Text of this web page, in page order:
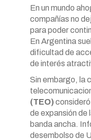
En un mundo
compañías no
para poder
En Argentina
dificultad de
de interés
Sin embargo, la
(TEO)
de expansión de
banda ancha.
desembolso de